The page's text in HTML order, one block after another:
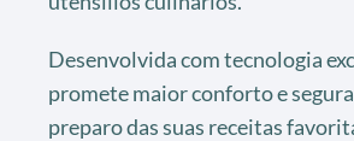
Desenvolvida com tecnologia
promete maior conforto e
preparo das suas receitas